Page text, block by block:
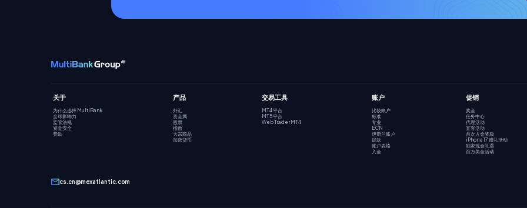
关于
为什么选择 MultiBank
全球影响力
监管法规
资金安全
赞助
产品
外汇
贵金属
股票
指数
大宗商品
加密货币
交易工具
MT4 平台
MT5 平台
Web Trader MT4
账户
比较账户
标准
专业
ECN
伊斯兰账户
提款
账户表格
入金
促销
奖金
任务中心
代理活动
直客活动
首次入金奖励
iPhone 17 赠礼活动
独家现金礼遇
百万美金活动
cs.cn@mexatlantic.com